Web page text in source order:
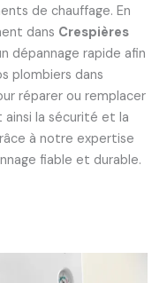
de chauffage. En
dans Crespières
dépannage rapide afin
plombiers dans
réparer ou remplacer
la sécurité et la
à notre expertise
fiable et durable.